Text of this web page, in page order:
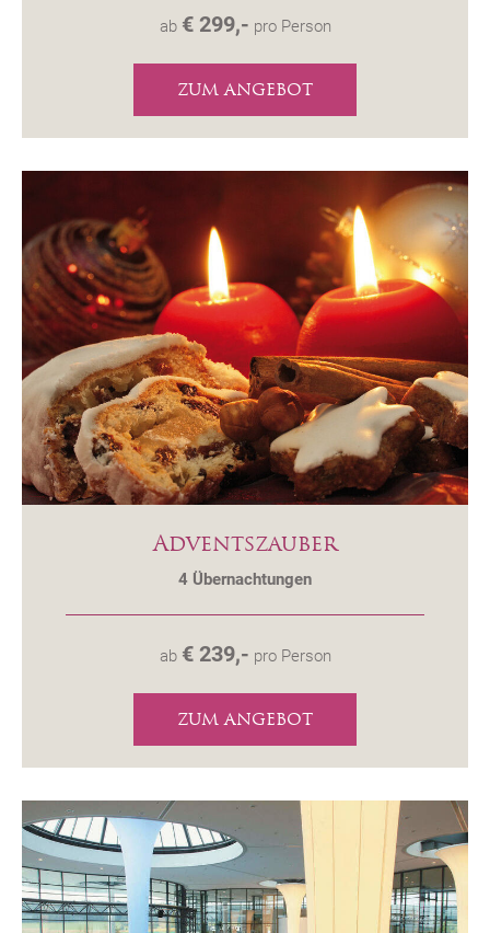
ab € 299,- pro Person
ZUM ANGEBOT
Adventszauber
4 Übernachtungen
ab € 239,- pro Person
ZUM ANGEBOT